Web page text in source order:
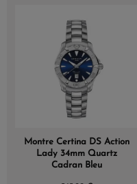
Montre Certina DS Action
Lady 34mm Quartz
Cadran Bleu